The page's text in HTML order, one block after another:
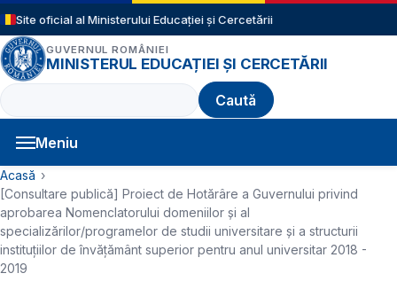
Sari la conținutul principal
Site oficial al Ministerului Educației și Cercetării
GUVERNUL ROMÂNIEI
MINISTERUL EDUCAȚIEI ȘI CERCETĂRII
Caută
Meniu
Navigație principală
Cale de navigare
Acasă
[Consultare publică] Proiect de Hotărâre a Guvernului privind
aprobarea Nomenclatorului domeniilor şi al
specializărilor/programelor de studii universitare şi a structurii
instituţiilor de învăţământ superior pentru anul universitar 2018 -
2019